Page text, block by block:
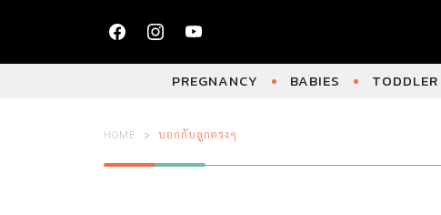
PREGNANCY BABIES
HOME บอกกับลูกตรงๆ